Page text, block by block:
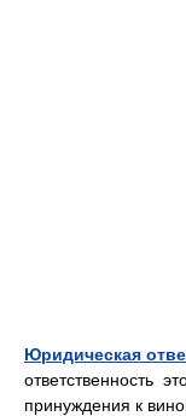
Юридическая
ответственность
принуждения к